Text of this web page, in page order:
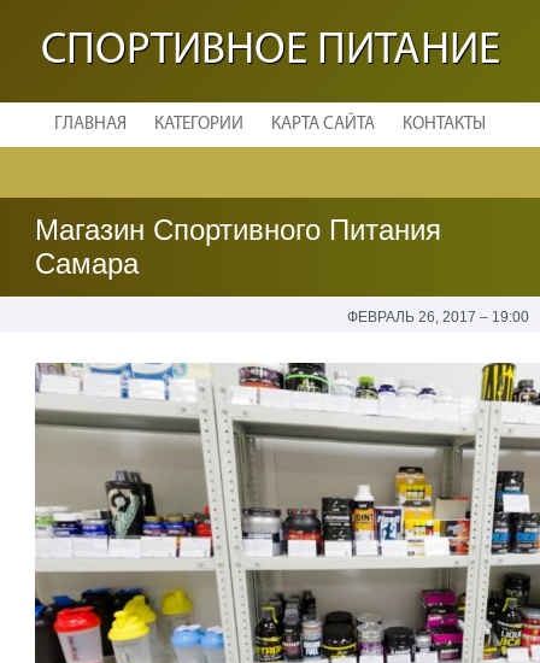
СПОРТИВНОЕ ПИТАНИЕ
ГЛАВНАЯ КАТЕГОРИИ КАРТА САЙТА КОНТАКТЫ
Магазин Спортивного Питания
Самара
ФЕВРАЛЬ 26, 2017 – 19:00